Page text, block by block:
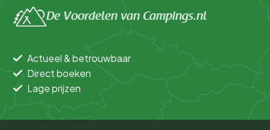
De Voordelen van Campings.nl
Actueel & betrouwbaar
Direct boeken
Lage prijzen